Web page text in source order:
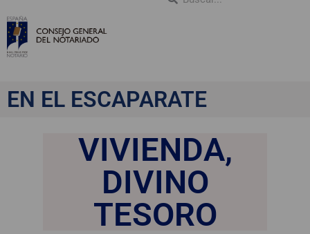
Vivienda, divino tesoro
EN EL ESCAPARATE
VIVIENDA,
DIVINO
TESORO